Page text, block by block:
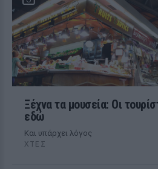
Ξέχνα τα μουσεία: Οι
εδώ
Και υπάρχει λόγος
ΧΤΕΣ